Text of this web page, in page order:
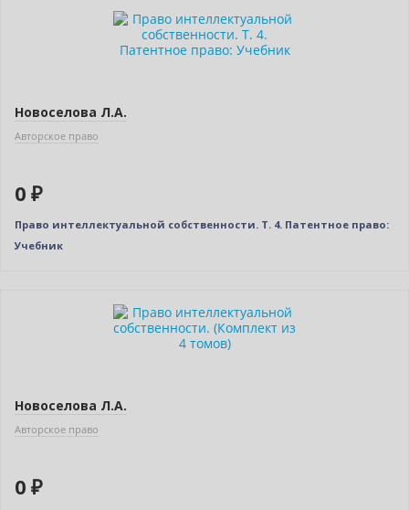
Новоселова Л.А.
Авторское право
0 ₽
Право интеллектуальной собственности. Т. 4. Патентное право:
Учебник
Новоселова Л.А.
Авторское право
0 ₽